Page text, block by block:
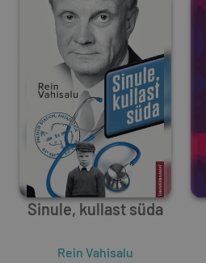
Sinule, kullast süda
Rein Vahisalu